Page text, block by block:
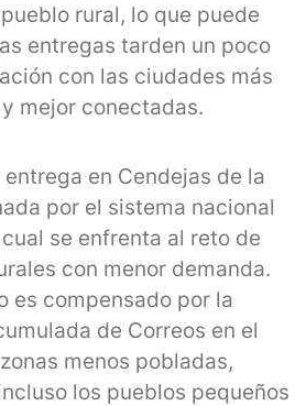
rural, lo que puede
entregas tarden un poco
con las ciudades más
mejor conectadas.
en Cendejas de la
por el sistema nacional
se enfrenta al reto de
con menor demanda.
es compensado por la
de Correos en el
menos pobladas,
los pueblos pequeños